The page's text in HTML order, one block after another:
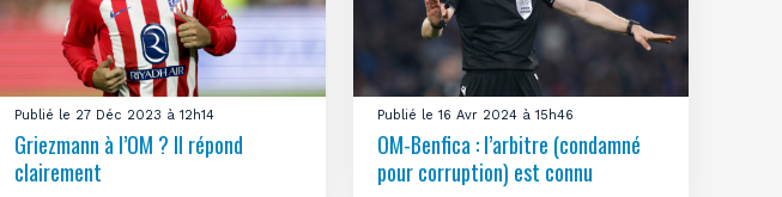
Publié le 27 Déc 2023 à 12h14
Griezmann à l’OM ? Il répond
clairement
Publié le 16 Avr 2024 à 15h46
OM-Benfica : l’arbitre (condamné
pour corruption) est connu